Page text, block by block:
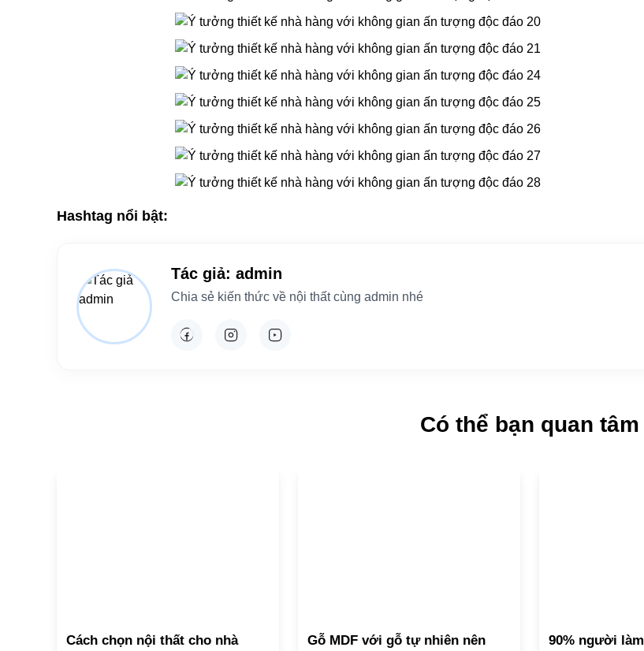
Hashtag nổi bật:
Tác giả: admin
Chia sẻ kiến thức về nội thất cùng admin nhé
Có thể bạn quan tâm
Cách chọn nội thất cho nhà
Gỗ MDF với gỗ tự nhiên nên
90% người